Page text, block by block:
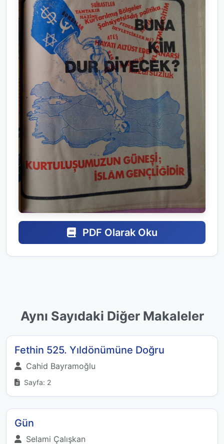
PDF Olarak Oku
Aynı Sayıdaki Diğer Makaleler
Fethin 525. Yıldönümüne Doğru
Cahid Bayramoğlu
Sayfa: 2
Gün
Selami Çalışkan